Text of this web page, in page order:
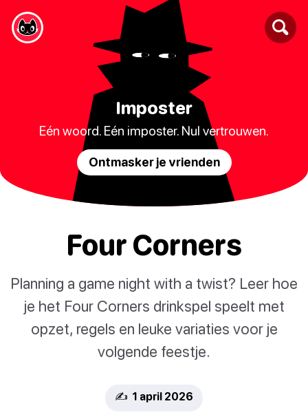
Imposter
Eén woord. Eén imposter. Nul vertrouwen.
Ontmasker je vrienden
Four Corners
Planning a game night with a twist? Leer hoe
je het Four Corners drinkspel speelt met
opzet, regels en leuke variaties voor je
volgende feestje.
✍️ 1 april 2026